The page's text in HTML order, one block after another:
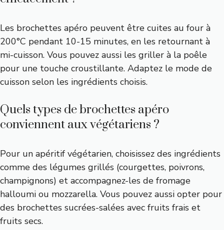
Les brochettes apéro peuvent être cuites au four à
200°C pendant 10-15 minutes, en les retournant à
mi-cuisson. Vous pouvez aussi les griller à la poêle
pour une touche croustillante. Adaptez le mode de
cuisson selon les ingrédients choisis.
Quels types de brochettes apéro
conviennent aux végétariens ?
Pour un apéritif végétarien, choisissez des ingrédients
comme des légumes grillés (courgettes, poivrons,
champignons) et accompagnez-les de fromage
halloumi ou mozzarella. Vous pouvez aussi opter pour
des brochettes sucrées-salées avec fruits frais et
fruits secs.